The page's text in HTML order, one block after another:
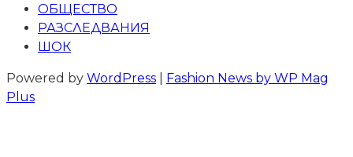
ОБЩЕСТВО
РАЗСЛЕДВАНИЯ
ШОК
Powered by WordPress
Fashion News by WP Mag
Plus